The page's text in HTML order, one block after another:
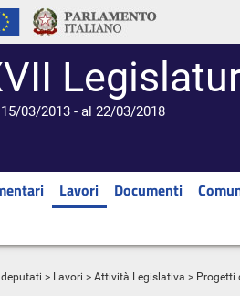
03/2013 - al 22/03/2018
Lavori Documenti
> Lavori > Attività Legislativa > Progetti